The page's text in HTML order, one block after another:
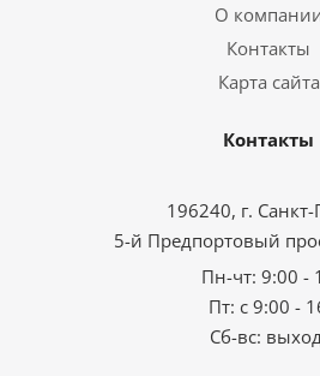
О
Контакты
Карта сайта
Контакты
196240, г. Санкт-
5-й Предпортовый
Пн-чт: 9:00 -
Пт: с 9:00 -
Сб-вс: